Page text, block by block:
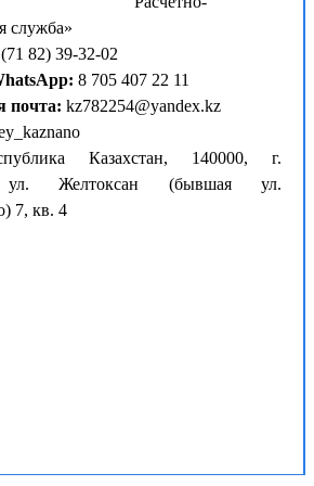
служба»
82) 39-32-02
8 705 407 22 11
почта: kz782254@yandex.kz
Казахстан, 140000, г.
ул. Желтоксан (бывшая ул.
7, кв. 4